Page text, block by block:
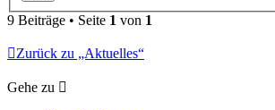
9 Beiträge • Seite 1 von 1
Zurück zu „Aktuelles“
Gehe zu